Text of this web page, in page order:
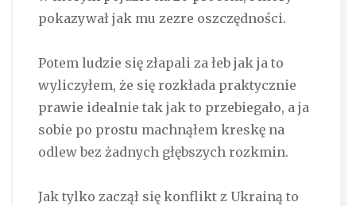
pokazywał jak mu zezre oszczędności.
Potem ludzie się złapali za łeb jak ja to
wyliczyłem, że się rozkłada praktycznie
prawie idealnie tak jak to przebiegało, a ja
sobie po prostu machnąłem kreskę na
odlew bez żadnych głębszych rozkmin.
Jak tylko zaczął się konflikt z Ukrainą to